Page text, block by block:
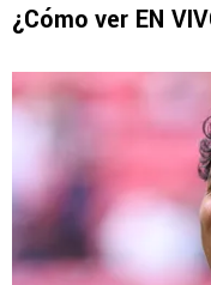
¿Cómo ver EN